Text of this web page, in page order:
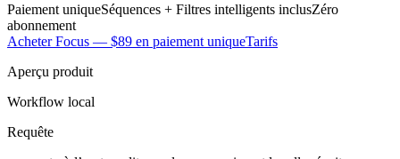
Paiement uniqueSéquences + Filtres intelligents inclusZéro
abonnement
Acheter Focus — $89 en paiement uniqueTarifs
Aperçu produit
Workflow local
Requête